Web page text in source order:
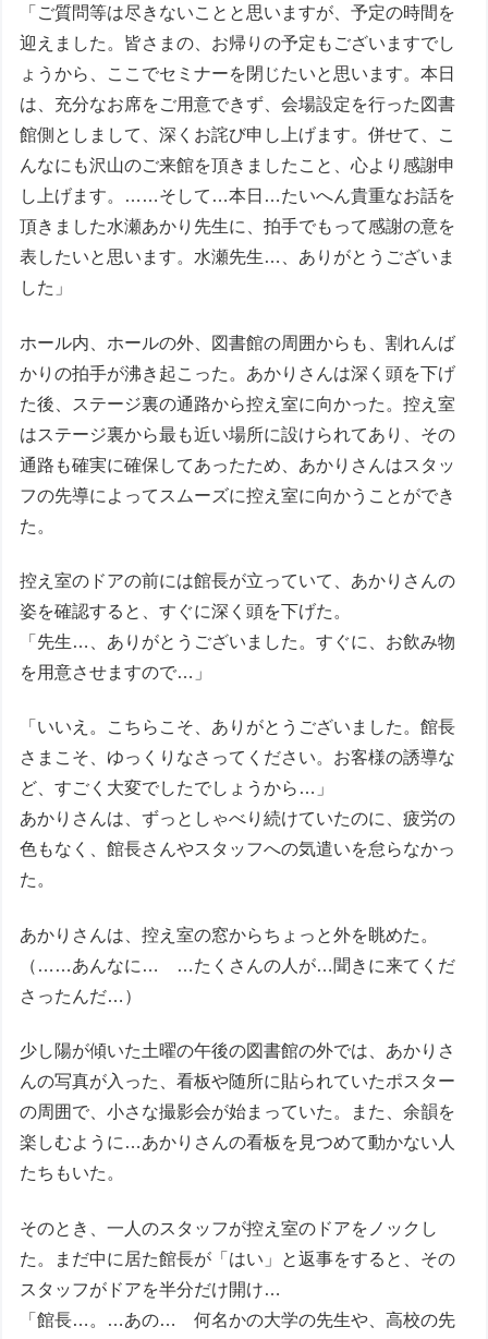
「ご質問等は尽きないことと思いますが、予定の時間を
迎えました。皆さまの、お帰りの予定もございますでし
ょうから、ここでセミナーを閉じたいと思います。本日
は、充分なお席をご用意できず、会場設定を行った図書
館側としまして、深くお詫び申し上げます。併せて、こ
んなにも沢山のご来館を頂きましたこと、心より感謝申
し上げます。……そして…本日…たいへん貴重なお話を
頂きました水瀬あかり先生に、拍手でもって感謝の意を
表したいと思います。水瀬先生…、ありがとうございま
した」
ホール内、ホールの外、図書館の周囲からも、割れんば
かりの拍手が沸き起こった。あかりさんは深く頭を下げ
た後、ステージ裏の通路から控え室に向かった。控え室
はステージ裏から最も近い場所に設けられてあり、その
通路も確実に確保してあったため、あかりさんはスタッ
フの先導によってスムーズに控え室に向かうことができ
た。
控え室のドアの前には館長が立っていて、あかりさんの
姿を確認すると、すぐに深く頭を下げた。
「先生…、ありがとうございました。すぐに、お飲み物
を用意させますので…」
「いいえ。こちらこそ、ありがとうございました。館長
さまこそ、ゆっくりなさってください。お客様の誘導な
ど、すごく大変でしたでしょうから…」
あかりさんは、ずっとしゃべり続けていたのに、疲労の
色もなく、館長さんやスタッフへの気遣いを怠らなかっ
た。
あかりさんは、控え室の窓からちょっと外を眺めた。
（……あんなに… …たくさんの人が…聞きに来てくだ
さったんだ…）
少し陽が傾いた土曜の午後の図書館の外では、あかりさ
んの写真が入った、看板や随所に貼られていたポスター
の周囲で、小さな撮影会が始まっていた。また、余韻を
楽しむように…あかりさんの看板を見つめて動かない人
たちもいた。
そのとき、一人のスタッフが控え室のドアをノックし
た。まだ中に居た館長が「はい」と返事をすると、その
スタッフがドアを半分だけ開け…
「館長…。…あの… 何名かの大学の先生や、高校の先